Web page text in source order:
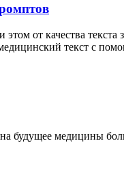
от качества текста
текст с
будущее медицины